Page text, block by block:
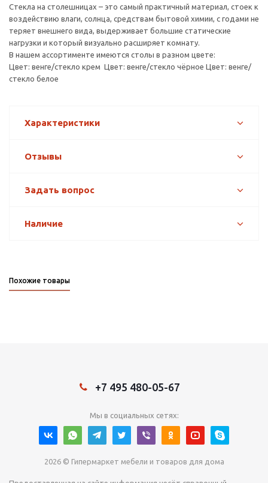
Стекла на столешницах – это самый практичный материал, стоек к
воздействию влаги, солнца, средствам бытовой химии, с годами не
теряет внешнего вида, выдерживает большие статические
нагрузки и который визуально расширяет комнату.
В нашем ассортименте имеются столы в разном цвете:
Цвет: венге/стекло крем Цвет: венге/стекло чёрное Цвет: венге/
стекло белое
Характеристики
Отзывы
Задать вопрос
Наличие
Похожие товары
+7 495 480-05-67
Мы в социальных сетях:
2026 © Гипермаркет мебели и товаров для дома